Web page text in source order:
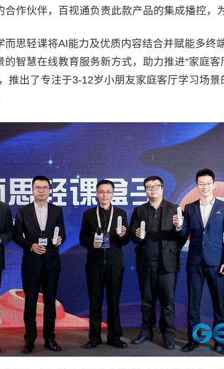
合作伙伴，百视通负责此款产品的集成播控，
轻课将AI能力及优质内容结合并赋能多终
的智慧在线教育服务新方式，助力推进“家庭
推出了专注于3-12岁小朋友家庭客厅学习场